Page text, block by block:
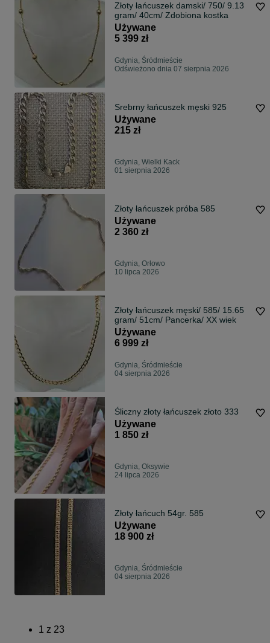
Złoty łańcuszek damski/ 750/ 9.13
gram/ 40cm/ Zdobiona kostka
Używane
5 399 zł
Gdynia, Śródmieście
Odświeżono dnia 07 sierpnia 2026
Srebrny łańcuszek męski 925
Używane
215 zł
Gdynia, Wielki Kack
01 sierpnia 2026
Złoty łańcuszek próba 585
Używane
2 360 zł
Gdynia, Orłowo
10 lipca 2026
Złoty łańcuszek męski/ 585/ 15.65
gram/ 51cm/ Pancerka/ XX wiek
Używane
6 999 zł
Gdynia, Śródmieście
04 sierpnia 2026
Śliczny złoty łańcuszek złoto 333
Używane
1 850 zł
Gdynia, Oksywie
24 lipca 2026
Złoty łańcuch 54gr. 585
Używane
18 900 zł
Gdynia, Śródmieście
04 sierpnia 2026
1 z 23